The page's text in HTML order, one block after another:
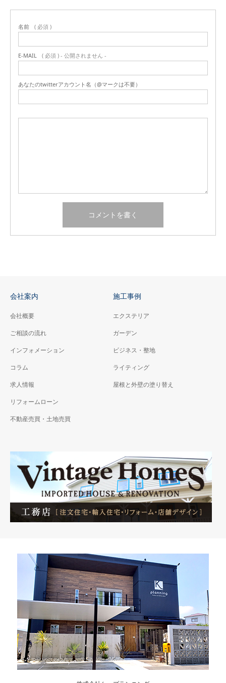
名前 ( 必須 )
E-MAIL ( 必須 ) - 公開されません -
あなたのtwitterアカウント名（@マークは不要）
会社案内
会社概要
ご相談の流れ
インフォメーション
コラム
求人情報
リフォームローン
不動産売買・土地売買
施工事例
エクステリア
ガーデン
ビジネス・整地
ライティング
屋根と外壁の塗り替え